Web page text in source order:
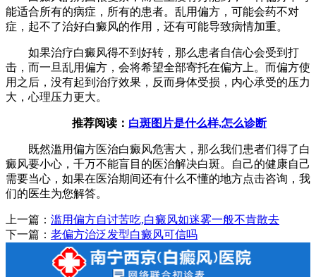
能适合所有的病症，所有的患者。乱用偏方，可能会药不对
症，起不了治好白癜风的作用，还有可能导致病情加重。
如果治疗白癜风得不到好转，那么患者自信心会受到打
击，而一旦乱用偏方，会将希望全部寄托在偏方上。而偏方使
用之后，没有起到治疗效果，反而身体受损，内心承受的压力
大，心理压力更大。
推荐阅读： 白斑图片是什么样,怎么诊断
既然滥用偏方医治白癜风危害大，那么我们患者们得了白
癜风要小心，千万不能盲目的医治解决白斑。自己的健康自己
需要当心，如果在医治期间还有什么不懂的地方点击咨询，我
们的医生为您解答。
上一篇： 滥用偏方自讨苦吃,白癜风如迷雾一般不肯散去
下一篇： 老偏方治泛发型白癜风可信吗